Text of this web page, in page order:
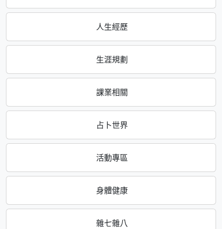
人生經歷
生涯規劃
課業相關
占卜世界
活動專區
身體健康
雜七雜八